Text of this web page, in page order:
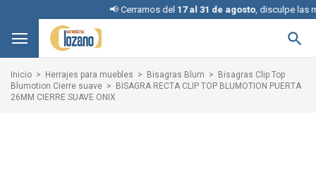
📢 Cerramos del17 al 31 de agosto, disculpe las

Inicio Herrajes para muebles Bisagras Blum
Bisagras Clip Top
Blumotion Cierre suave
BISAGRA RECTA CLIP TOP BLUMOTION PUERTA
26MM CIERRE SUAVE ONIX